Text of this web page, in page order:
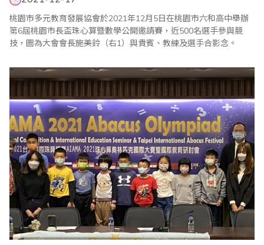
桃園市多元教育發展協會於2021年12月5日在桃園市六和高中舉辦
第6屆桃園市長盃珠心算暨數學公開邀請賽，近500名選手參與競